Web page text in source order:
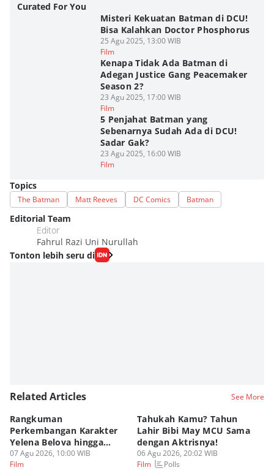
Curated For You
Misteri Kekuatan Batman di DCU!
Bisa Kalahkan Doctor Phosphorus
25 Agu 2025, 13:00 WIB
Film
Kenapa Tidak Ada Batman di
Adegan Justice Gang Peacemaker
Season 2?
23 Agu 2025, 17:00 WIB
Film
5 Penjahat Batman yang
Sebenarnya Sudah Ada di DCU!
Sadar Gak?
23 Agu 2025, 16:00 WIB
Film
Topics
The Batman Matt Reeves DC Comics Batman
Editorial Team
Editor
Fahrul Razi Uni Nurullah
Tonton lebih seru di
Related Articles See More
Rangkuman
Perkembangan Karakter
Yelena Belova hingga
Spider-Man BND
07 Agu 2026, 10:00 WIB
Film
Tahukah Kamu? Tahun
Lahir Bibi May MCU Sama
dengan Aktrisnya!
06 Agu 2026, 20:02 WIB
Film
Polls